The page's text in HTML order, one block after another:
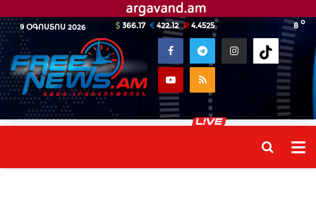
9 ՕԳՈՍՏՈՍ 2026 8 o
366.17 422.12 4.4525